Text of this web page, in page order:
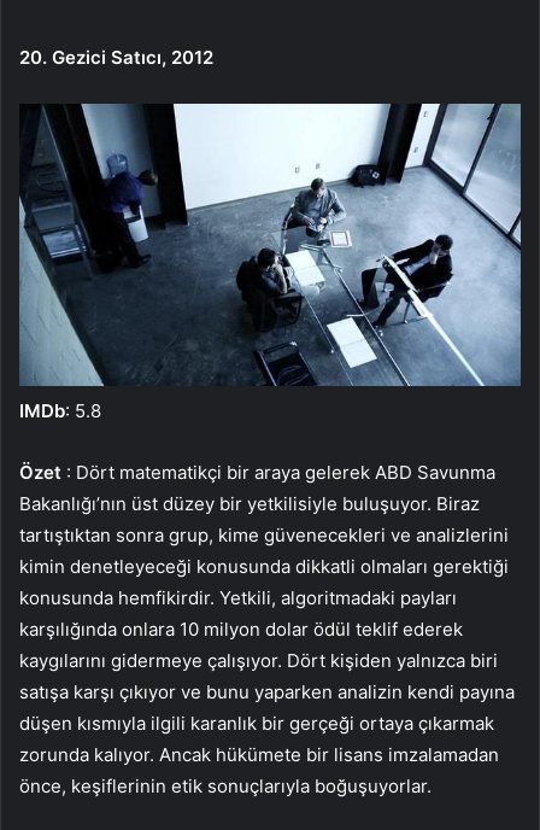
20. Gezici Satıcı, 2012
IMDb: 5.8
Özet : Dört matematikçi bir araya gelerek ABD Savunma
Bakanlığı’nın üst düzey bir yetkilisiyle buluşuyor. Biraz
tartıştıktan sonra grup, kime güvenecekleri ve analizlerini
kimin denetleyeceği konusunda dikkatli olmaları gerektiği
konusunda hemfikirdir. Yetkili, algoritmadaki payları
karşılığında onlara 10 milyon dolar ödül teklif ederek
kaygılarını gidermeye çalışıyor. Dört kişiden yalnızca biri
satışa karşı çıkıyor ve bunu yaparken analizin kendi payına
düşen kısmıyla ilgili karanlık bir gerçeği ortaya çıkarmak
zorunda kalıyor. Ancak hükümete bir lisans imzalamadan
önce, keşiflerinin etik sonuçlarıyla boğuşuyorlar.